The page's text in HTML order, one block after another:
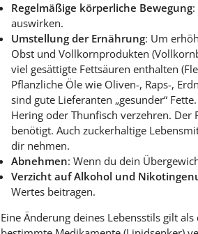
Regelmäßige körperliche Bewegung:
auswirken.
Umstellung der Ernährung: Um
Obst und Vollkornprodukten
viel gesättigte Fettsäuren enthalten
Pflanzliche Öle wie Oliven-, Raps-,
sind gute Lieferanten „gesunder“
Hering oder Thunfisch verzehren. Der
benötigt. Auch zuckerhaltige
dir nehmen.
Abnehmen: Wenn du dein
Verzicht auf Alkohol und
Wertes beitragen.
Eine Änderung deines Lebensstils gilt